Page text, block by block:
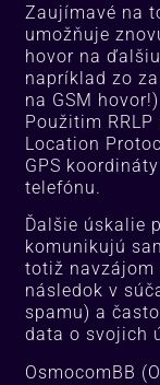
Zaujímavé na
umožňuje
hovor na
napríklad zo
na GSM
Použitim
Location
GPS
telefónu.
Ďalšie úskalie
komunikujú
totiž navzájom
následok v
spamu) a
data o svojich
OsmocomBB